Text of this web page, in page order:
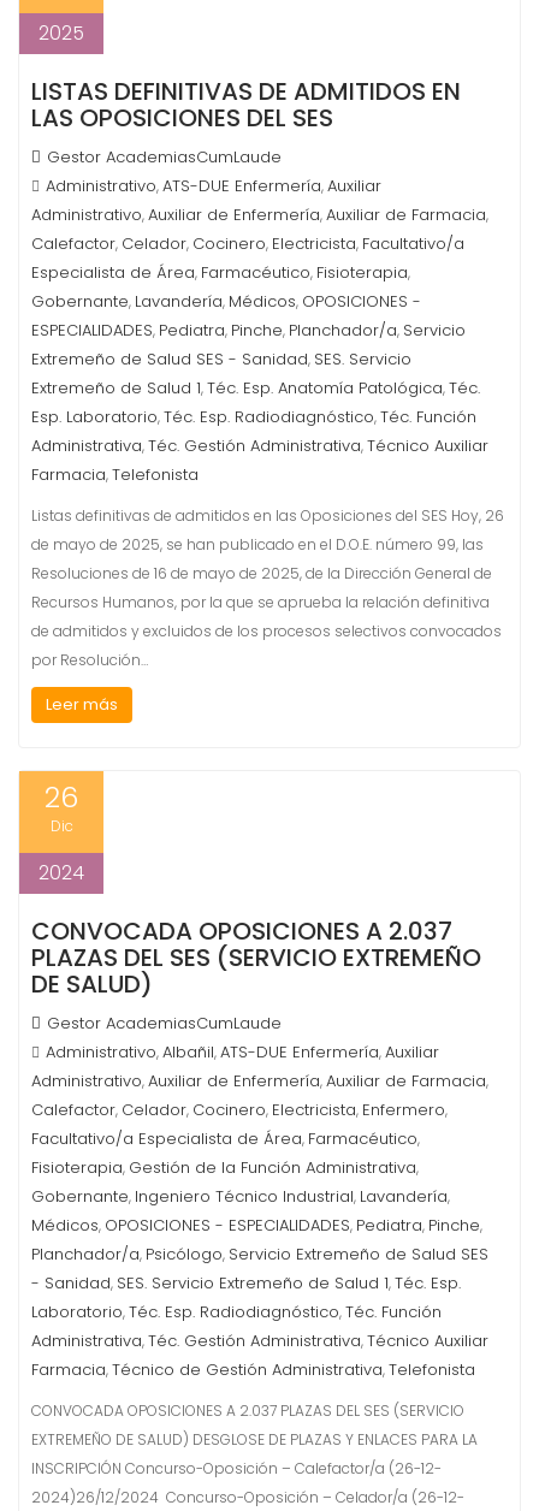
2025
LISTAS DEFINITIVAS DE ADMITIDOS EN
LAS OPOSICIONES DEL SES
Gestor AcademiasCumLaude
Administrativo,ATS-DUE Enfermería,Auxiliar
Administrativo,Auxiliar de Enfermería,Auxiliar de Farmacia,
Calefactor, Celador, Cocinero, Electricista, Facultativo/a
Especialista de Área, Farmacéutico, Fisioterapia,
Gobernante, Lavandería, Médicos, OPOSICIONES -
ESPECIALIDADES, Pediatra, Pinche, Planchador/a, Servicio
Extremeño de Salud SES - Sanidad, SES. Servicio
Extremeño de Salud 1,Téc. Esp. Anatomía Patológica,Téc.
Esp. Laboratorio,Téc. Esp. Radiodiagnóstico,Téc. Función
Administrativa,Téc. Gestión Administrativa,Técnico Auxiliar
Farmacia,Telefonista
Listas definitivas de admitidos en las Oposiciones del SES Hoy, 26
de mayo de 2025, se han publicado en el D.O.E. número 99, las
Resoluciones de 16 de mayo de 2025, de la Dirección General de
Recursos Humanos, por la que se aprueba la relación definitiva
de admitidos y excluidos de los procesos selectivos convocados
por Resolución…
Leer más
26
Dic
2024
CONVOCADA OPOSICIONES A 2.037
PLAZAS DEL SES (SERVICIO EXTREMEÑO
DE SALUD)
Gestor AcademiasCumLaude
Administrativo,Albañil,ATS-DUE Enfermería,Auxiliar
Administrativo,Auxiliar de Enfermería,Auxiliar de Farmacia,
Calefactor, Celador, Cocinero, Electricista, Enfermero,
Facultativo/a Especialista de Área, Farmacéutico,
Fisioterapia, Gestión de la Función Administrativa,
Gobernante, Ingeniero Técnico Industrial, Lavandería,
Médicos, OPOSICIONES - ESPECIALIDADES, Pediatra, Pinche,
Planchador/a, Psicólogo, Servicio Extremeño de Salud SES
- Sanidad, SES. Servicio Extremeño de Salud 1,Téc. Esp.
Laboratorio,Téc. Esp. Radiodiagnóstico,Téc. Función
Administrativa,Téc. Gestión Administrativa,Técnico Auxiliar
Farmacia,Técnico de Gestión Administrativa,Telefonista
CONVOCADA OPOSICIONES A 2.037 PLAZAS DEL SES (SERVICIO
EXTREMEÑO DE SALUD) DESGLOSE DE PLAZAS Y ENLACES PARA LA
INSCRIPCIÓN Concurso-Oposición – Calefactor/a (26-12-
2024)26/12/2024 Concurso-Oposición – Celador/a (26-12-